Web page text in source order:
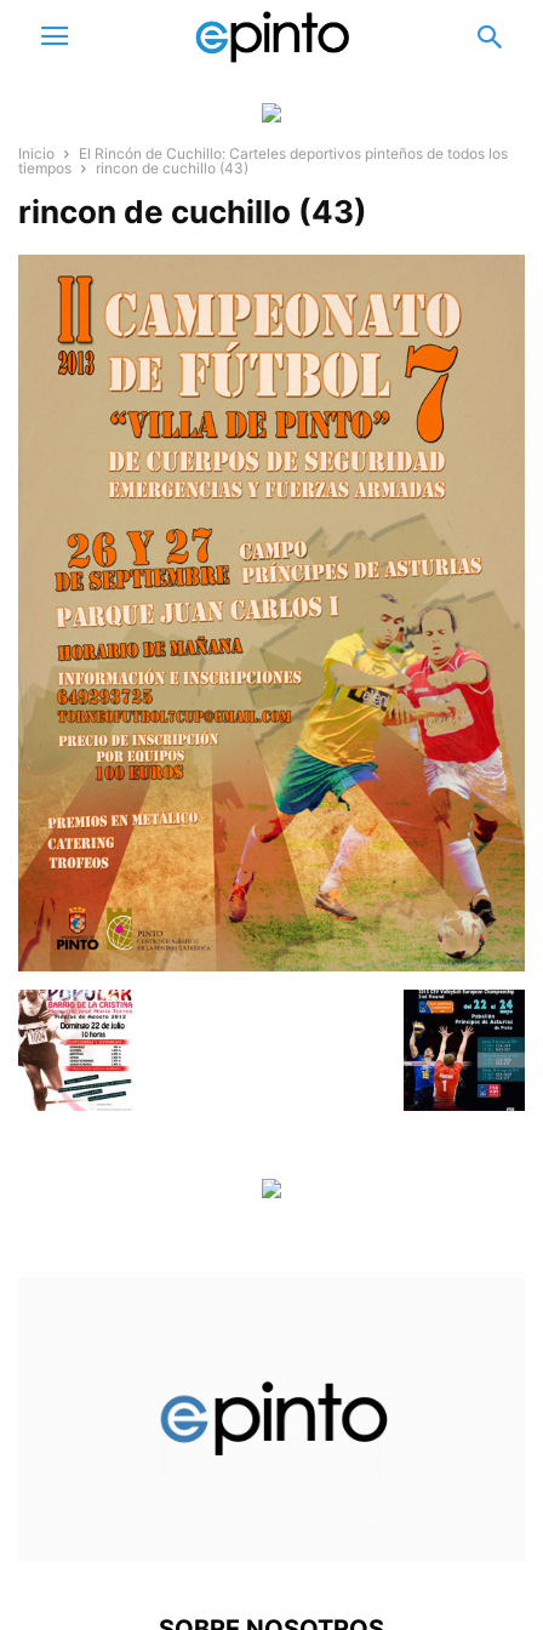
Inicio
El Rincón de Cuchillo: Carteles deportivos pinteños de todos los
tiempos
rincon de cuchillo (43)
rincon de cuchillo (43)